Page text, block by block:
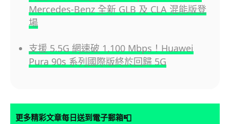
Mercedes-Benz 全新 GLB 及 CLA 混能版登
場
支援 5.5G 網速破 1,100 Mbps！Huawei
Pura 90s 系列國際版終於回歸 5G
更多精彩文章每日送到電子郵箱📮